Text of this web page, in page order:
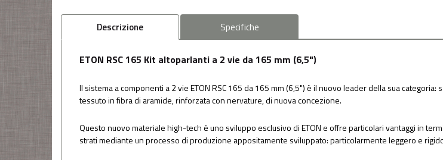
Descrizione Specifiche
ETON RSC 165 Kit altoparlanti a 2 vie da 165 mm (6,5")
Il sistema a componenti a 2 vie ETON RSC 165 da 165 mm (6,5") è il nuovo leader della sua
tessuto in fibra di aramide, rinforzata con nervature, di nuova concezione.
Questo nuovo materiale high-tech è uno sviluppo esclusivo di ETON e offre particolari vantaggi in
strati mediante un processo di produzione appositamente sviluppato: particolarmente leggero e